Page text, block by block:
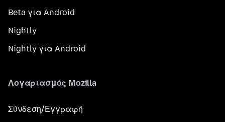
Beta για Android
Nightly
Nightly για Android
Λογαριασμός Mozilla
Σύνδεση/Εγγραφή